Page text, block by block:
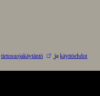
tietosuojakäytäntö jakäyttöehdot